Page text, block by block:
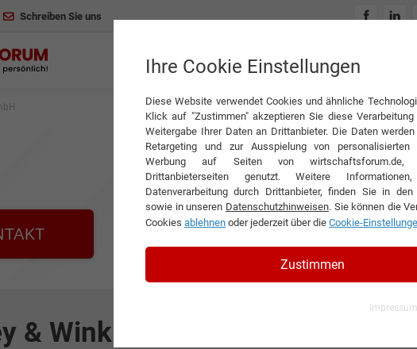
Schreiben Sie uns
INTERVIEWS
& Winkler GmbH
Ihre Cookie Einstellungen
Diese Website verwendet Cookies und ähnliche
Klick auf "Zustimmen" akzeptieren Sie diese
Weitergabe Ihrer Daten an Drittanbieter. Die Daten
Retargeting und zur Ausspielung von personalisierten
Werbung auf Seiten von
Drittanbieterseiten genutzt. Weitere
Datenverarbeitung durch Drittanbieter, finden Sie in den
sowie in unseren Datenschutzhinweisen. Sie können die
Cookies ablehnen oder jederzeit über die Cookie-
Zustimmen
Impressum